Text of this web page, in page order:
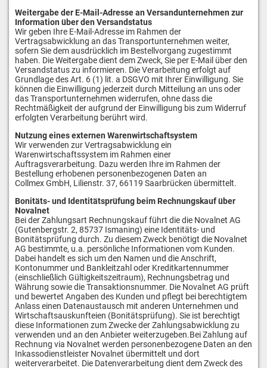
Weitergabe der E-Mail-Adresse an Versandunternehmen zur
Information über den Versandstatus
Wir geben Ihre E-Mail-Adresse im Rahmen der
Vertragsabwicklung an das Transportunternehmen weiter,
sofern Sie dem ausdrücklich im Bestellvorgang zugestimmt
haben. Die Weitergabe dient dem Zweck, Sie per E-Mail über den
Versandstatus zu informieren. Die Verarbeitung erfolgt auf
Grundlage des Art. 6 (1) lit. a DSGVO mit Ihrer Einwilligung. Sie
können die Einwilligung jederzeit durch Mitteilung an uns oder
das Transportunternehmen widerrufen, ohne dass die
Rechtmäßigkeit der aufgrund der Einwilligung bis zum Widerruf
erfolgten Verarbeitung berührt wird.
Nutzung eines externen Warenwirtschaftsystem
Wir verwenden zur Vertragsabwicklung ein
Warenwirtschaftssystem im Rahmen einer
Auftragsverarbeitung. Dazu werden Ihre im Rahmen der
Bestellung erhobenen personenbezogenen Daten an
Collmex GmbH, Lilienstr. 37, 66119 Saarbrücken übermittelt.
Bonitäts- und Identitätsprüfung beim Rechnungskauf über
Novalnet
Bei der Zahlungsart Rechnungskauf führt die die Novalnet AG
(Gutenbergstr. 2, 85737 Ismaning) eine Identitäts- und
Bonitätsprüfung durch. Zu diesem Zweck benötigt die Novalnet
AG bestimmte, u.a. persönliche Informationen vom Kunden.
Dabei handelt es sich um den Namen und die Anschrift,
Kontonummer und Bankleitzahl oder Kreditkartennummer
(einschließlich Gültigkeitszeitraum), Rechnungsbetrag und
Währung sowie die Transaktionsnummer. Die Novalnet AG prüft
und bewertet Angaben des Kunden und pflegt bei berechtigtem
Anlass einen Datenaustausch mit anderen Unternehmen und
Wirtschaftsauskunfteien (Bonitätsprüfung). Sie ist berechtigt
diese Informationen zum Zwecke der Zahlungsabwicklung zu
verwenden und an den Anbieter weiterzugeben.Bei Zahlung auf
Rechnung via Novalnet werden personenbezogene Daten an den
Inkassodienstleister Novalnet übermittelt und dort
weiterverarbeitet. Die Datenverarbeitung dient dem Zweck des